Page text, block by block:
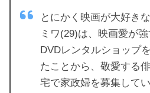
とにかく映画が大好き
ミワ(29)は、映画愛が
DVDレンタルショップ
たことから、敬愛する
宅で家政婦を募集して